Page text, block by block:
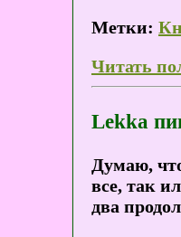
Метки:
Читать
Lekka
Думаю,
все, так
два